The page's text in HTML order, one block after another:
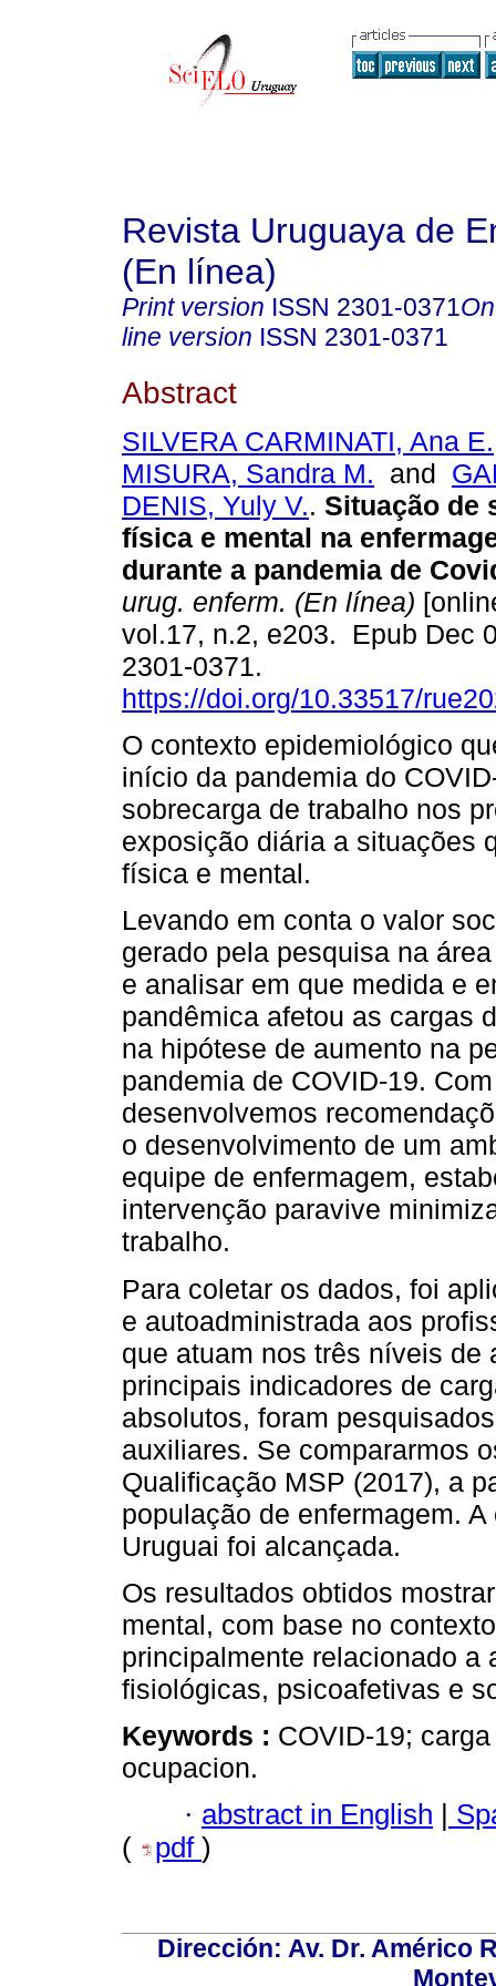
Revista Uruguaya de
(En línea)
Print version ISSN 2301-0371
line version ISSN 2301-0371
Abstract
SILVERA CARMINATI, Ana E.
MISURA, Sandra M. and
DENIS, Yuly V.. Situação de
física e mental na
durante a pandemia de
urug. enferm. (En línea)
vol.17, n.2, e203. Epub Dec
2301-0371.
https://doi.org/10.33517/
O contexto epidemiológico
início da pandemia do
sobrecarga de trabalho nos
exposição diária a situações
física e mental.
Levando em conta o valor
gerado pela pesquisa na
e analisar em que medida e
pandêmica afetou as cargas
na hipótese de aumento na
pandemia de COVID-19.
desenvolvemos
o desenvolvimento de um
equipe de enfermagem,
intervenção paravive
trabalho.
Para coletar os dados, foi
e autoadministrada aos
que atuam nos três níveis de
principais indicadores de
absolutos, foram
auxiliares. Se compararmos
Qualificação MSP (2017), a
população de enfermagem.
Uruguai foi alcançada.
Os resultados obtidos
mental, com base no
principalmente relacionado
fisiológicas, psicoafetivas e
Keywords : COVID-19;
ocupacion.
· abstract in English
(
pdf )
Dirección: Av. Dr. Américo